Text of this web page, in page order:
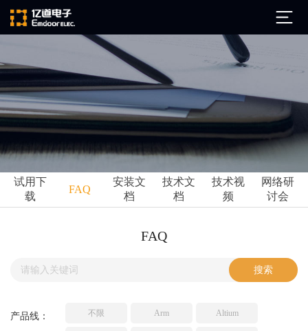
公司简介
发展历程
企业文化
ARM
Ansys
TESSY
亿道动态
市场活动
技术文档
网络研讨会
试用下
载
FAQ
安装文
档
技术文
档
技术视
频
网络研
讨会
FAQ
产品线： 不限 Arm Altium